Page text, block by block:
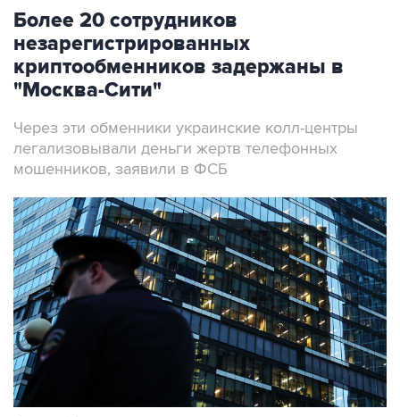
Более 20 сотрудников
незарегистрированных
криптообменников задержаны в
"Москва-Сити"
Через эти обменники украинские колл-центры
легализовывали деньги жертв телефонных
мошенников, заявили в ФСБ